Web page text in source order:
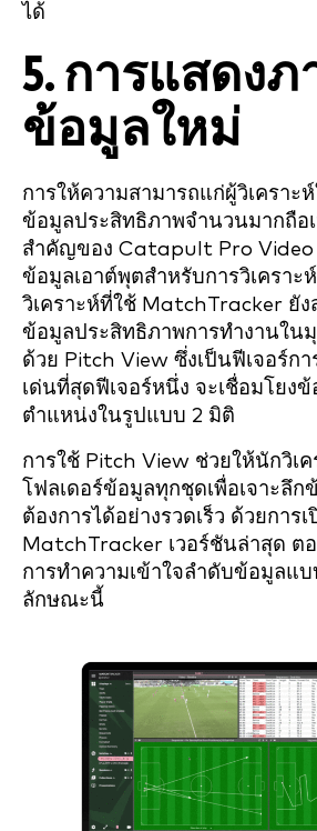
ได้
5. การแสดงภ
ข้อมูลใหม่
การให้ความสามารถแก่ผู้วิเคราะ
ข้อมูลประสิทธิภาพจำนวนมากถือ
สำคัญของ Catapult Pro Video
ข้อมูลเอาต์พุตสำหรับการวิเคราะ
วิเคราะห์ที่ใช้ MatchTracker ยัง
ข้อมูลประสิทธิภาพการทำงานใน
ด้วย Pitch View ซึ่งเป็นฟีเจอร์ก
เด่นที่สุดฟีเจอร์หนึ่ง จะเชื่อมโยง
ตำแหน่งในรูปแบบ 2 มิติ
การใช้ Pitch View ช่วยให้นักวิเ
โฟลเดอร์ข้อมูลทุกชุดเพื่อเจาะลึก
ต้องการได้อย่างรวดเร็ว ด้วยการเ
MatchTracker เวอร์ชันล่าสุด ต
การทำความเข้าใจลำดับข้อมูลแ
ลักษณะนี้